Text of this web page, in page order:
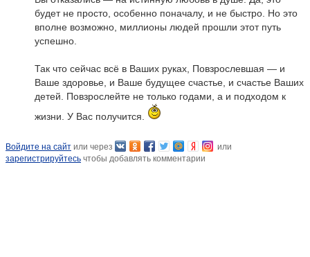
будет не просто, особенно поначалу, и не быстро. Но это
вполне возможно, миллионы людей прошли этот путь
успешно.
Так что сейчас всё в Ваших руках, Повзрослевшая — и
Ваше здоровье, и Ваше будущее счастье, и счастье Ваших
детей. Повзрослейте не только годами, а и подходом к
жизни. У Вас получится.
Войдите на сайт или через
или
зарегистрируйтесь чтобы добавлять комментарии